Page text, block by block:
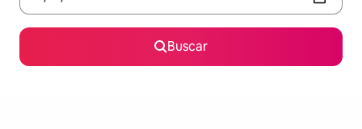
Buscar